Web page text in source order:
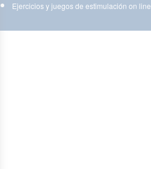
Ejercicios y juegos de estimulación on line